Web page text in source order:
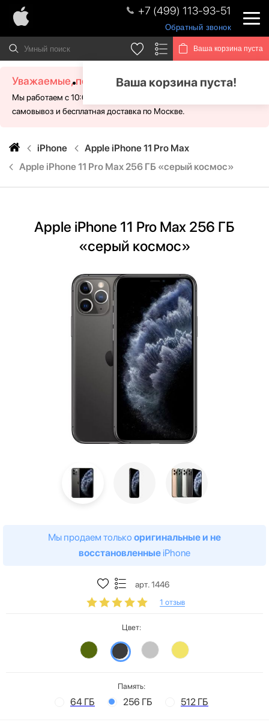
+7 (499) 113-93-51
Обратный звонок
Ваша корзина пуста
Ваша корзина пуста!
Уважаемые, посетители!
Мы работаем с 10:00 - 21:00 без выходных. Для Вас доступен
самовывоз и бесплатная доставка по Москве.
iPhone
Apple iPhone 11 Pro Max
Apple iPhone 11 Pro Max 256 ГБ «серый космос»
Apple iPhone 11 Pro Max 256 ГБ
«серый космос»
Мы продаем только оригинальные и не
восстановленные iPhone
арт. 1446
1 отзыв
Цвет:
Память:
64 ГБ 256 ГБ 512 ГБ